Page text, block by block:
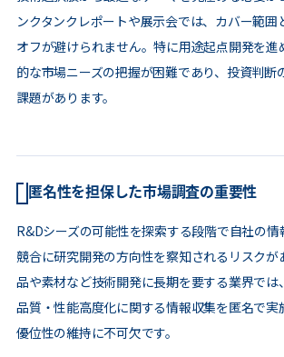
ンクタンクレポートや展示会では、カバー範囲
オフが避けられません。特に用途起点開発を進
的な市場ニーズの把握が困難であり、投資判断
課題があります。
匿名性を担保した市場調査の重要性
R&Dシーズの可能性を探索する段階で自社の情
競合に研究開発の方向性を察知されるリスクが
品や素材など技術開発に長期を要する業界では
品質・性能高度化に関する情報収集を匿名で実
優位性の維持に不可欠です。